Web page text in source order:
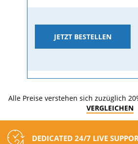
JETZT BESTELLEN
Alle Preise verstehen sich zuzüglich
VERGLEICHEN
DEDICATED 24/7 LIVE